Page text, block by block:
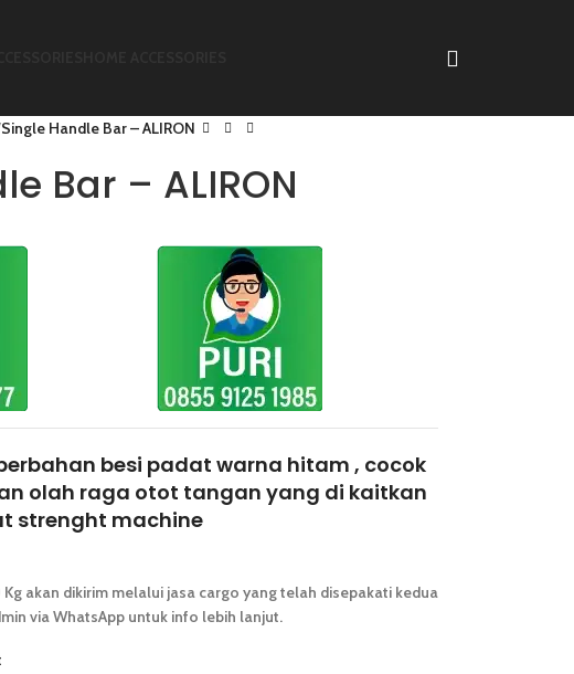
Single Handle Bar – ALIRON
Bar – ALIRON
besi padat warna hitam , cocok
olah raga otot tangan yang di kaitkan
strenght machine
akan dikirim melalui jasa cargo yang telah disepakati kedua
via WhatsApp untuk info lebih lanjut.